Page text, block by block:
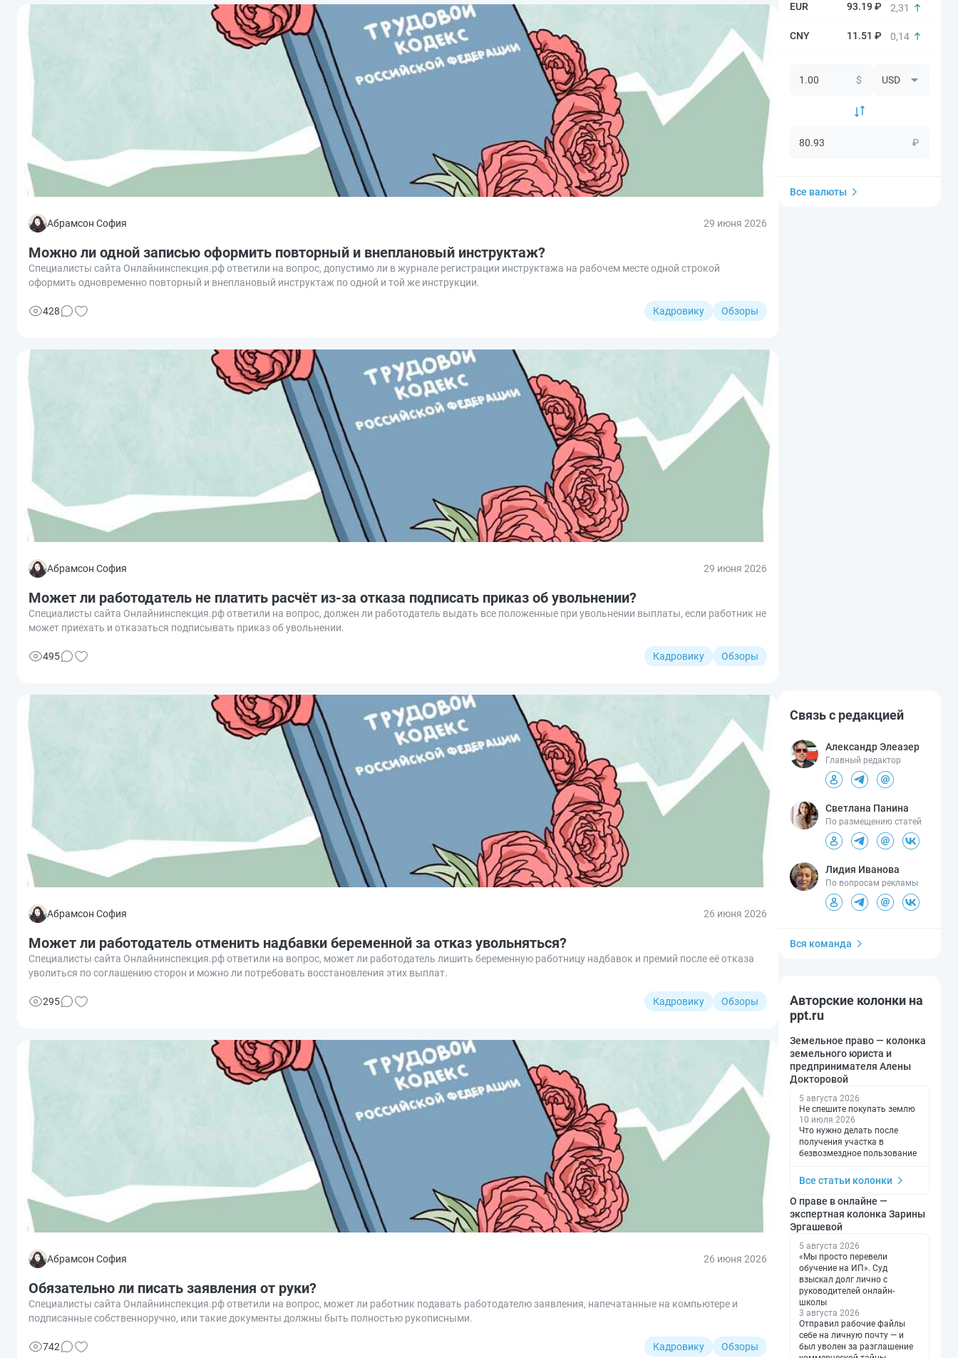
Абрамсон София 29 июня 2026
Можно ли одной записью оформить повторный и внеплановый инструктаж?
Специалисты сайта Онлайнинспекция.рф ответили на вопрос, допустимо ли в журнале регистрации инструктажа на рабочем месте одной строкой
оформить одновременно повторный и внеплановый инструктаж по одной и той же инструкции.
Кадровику Обзоры
428
Абрамсон София 29 июня 2026
Может ли работодатель не платить расчёт из‑за отказа подписать приказ об увольнении?
Специалисты сайта Онлайнинспекция.рф ответили на вопрос, должен ли работодатель выдать все положенные при увольнении выплаты, если работник не
может приехать и отказаться подписывать приказ об увольнении.
Кадровику Обзоры
495
Абрамсон София 26 июня 2026
Может ли работодатель отменить надбавки беременной за отказ увольняться?
Специалисты сайта Онлайнинспекция.рф ответили на вопрос, может ли работодатель лишить беременную работницу надбавок и премий после её отказа
уволиться по соглашению сторон и можно ли потребовать восстановления этих выплат.
Кадровику Обзоры
295
Абрамсон София 26 июня 2026
Обязательно ли писать заявления от руки?
Специалисты сайта Онлайнинспекция.рф ответили на вопрос, может ли работник подавать работодателю заявления, напечатанные на компьютере и
подписанные собственноручно, или такие документы должны быть полностью рукописными.
Кадровику Обзоры
742
93.19 ₽ 2,31
11.51 ₽ 0,14
$
₽
Все валюты
Связь с редакцией
Александр Элеазер
Главный редактор
Светлана Панина
По размещению статей
Лидия Иванова
По вопросам рекламы
Вся команда
Авторские колонки на
ppt.ru
Земельное право — колонка
земельного юриста и
предпринимателя Алены
Докторовой
5 августа 2026
Не спешите покупать землю
10 июля 2026
Что нужно делать после
получения участка в
безвозмездное пользование
Все статьи колонки
О праве в онлайне —
экспертная колонка Зарины
Эргашевой
5 августа 2026
«Мы просто перевели
обучение на ИП». Суд
взыскал долг лично с
руководителей онлайн-
школы
3 августа 2026
Отправил рабочие файлы
себе на личную почту — и
был уволен за разглашение